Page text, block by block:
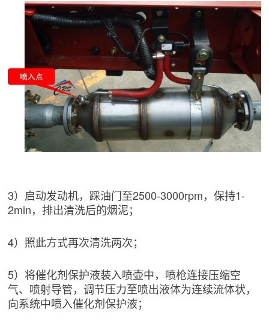
3）启动发动机，踩油门至2500-3000rpm，保持1-
2min，排出清洗后的烟泥；
4）照此方式再次清洗两次；
5）将催化剂保护液装入喷壶中，喷枪连接压缩空
气、喷射导管，调节压力至喷出液体为连续流体状，
向系统中喷入催化剂保护液；